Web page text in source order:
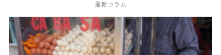
最新コラム